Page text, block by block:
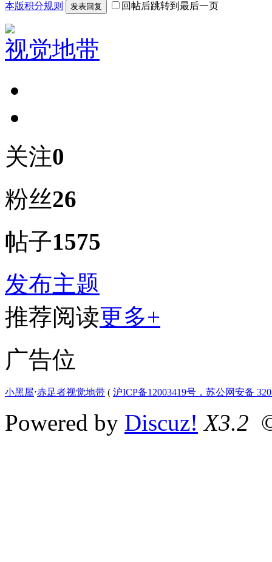
本版积分规则 发表回复 回帖后跳转到最后一页
视觉地带
关注0
粉丝26
帖子1575
发布主题
推荐阅读更多+
广告位
小黑屋⋅赤足者视觉地带 ( 沪ICP备12003419号，苏公网安备
Powered by Discuz! X3.2